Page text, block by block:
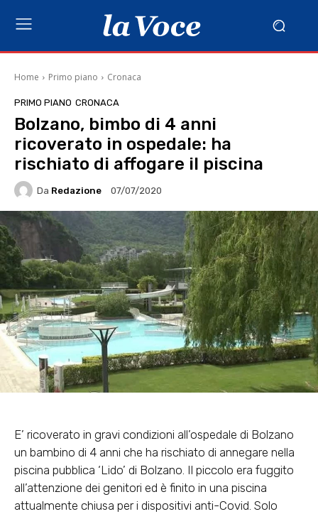
Home Primo piano Cronaca
PRIMO PIANO CRONACA
Bolzano, bimbo di 4 anni
ricoverato in ospedale: ha
rischiato di affogare il piscina
Da Redazione 07/07/2020
E’ ricoverato in gravi condizioni all’ospedale di Bolzano
un bambino di 4 anni che ha rischiato di annegare nella
piscina pubblica ‘Lido’ di Bolzano. Il piccolo era fuggito
all’attenzione dei genitori ed è finito in una piscina
attualmente chiusa per i dispositivi anti-Covid. Solo